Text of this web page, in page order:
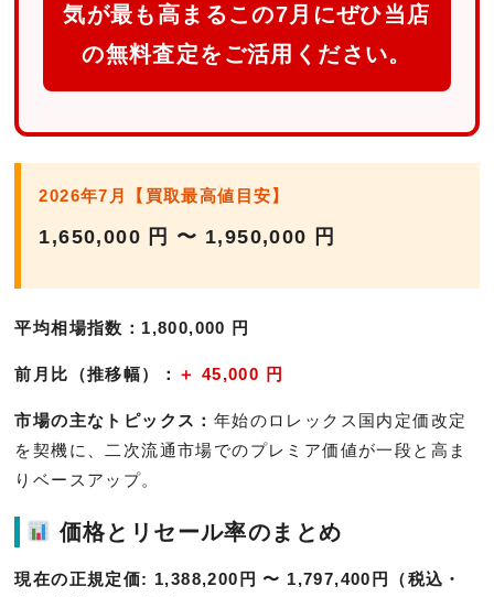
気が最も高まるこの7月にぜひ当店
の無料査定をご活用ください。
2026年7月【買取最高値目安】
1,650,000 円 〜 1,950,000 円
平均相場指数： 1,800,000 円
前月比（推移幅）： ＋ 45,000 円
市場の主なトピックス： 年始のロレックス国内定価改定
を契機に、二次流通市場でのプレミア価値が一段と高ま
りベースアップ。
価格とリセール率のまとめ
現在の正規定価: 1,388,200円 〜 1,797,400円（税込・